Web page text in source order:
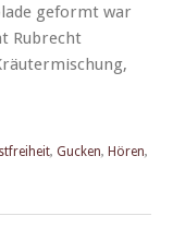
geformt war
Rubrecht
, Gucken, Hören,